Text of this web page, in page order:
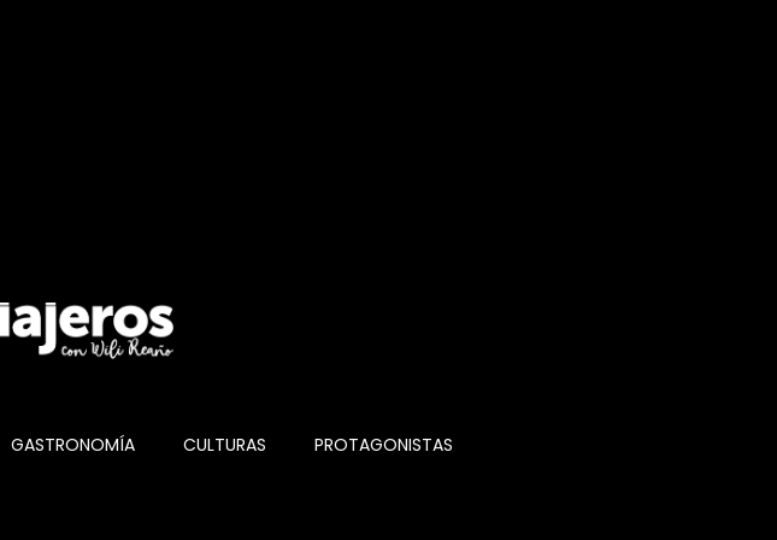
GASTRONOMÍA CULTURAS PROTAGONISTAS